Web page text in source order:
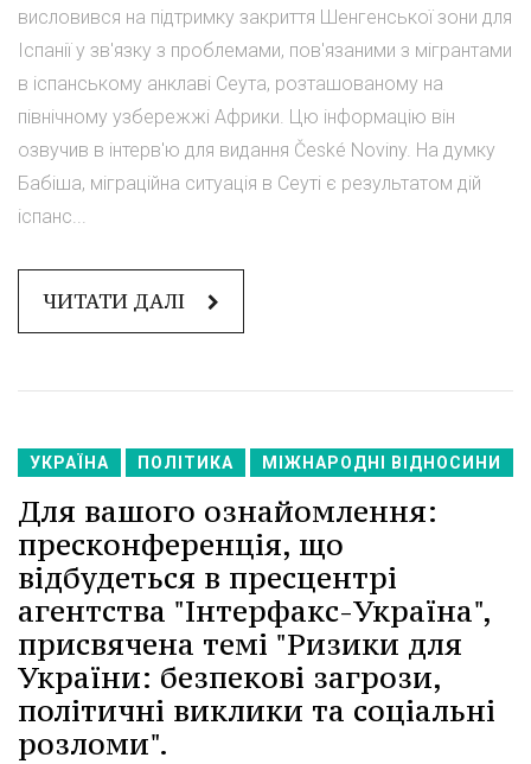
висловився на підтримку закриття Шенгенської зони для
Іспанії у зв'язку з проблемами, пов'язаними з мігрантами
в іспанському анклаві Сеута, розташованому на
північному узбережжі Африки. Цю інформацію він
озвучив в інтерв'ю для видання České Noviny. На думку
Бабіша, міграційна ситуація в Сеуті є результатом дій
іспанс...
ЧИТАТИ ДАЛІ
УКРАЇНА ПОЛІТИКА МІЖНАРОДНІ ВІДНОСИНИ
Для вашого ознайомлення:
пресконференція, що
відбудеться в пресцентрі
агентства "Інтерфакс-Україна",
присвячена темі "Ризики для
України: безпекові загрози,
політичні виклики та соціальні
розломи".